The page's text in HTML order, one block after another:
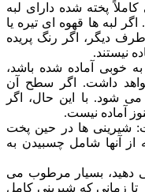
پخته شده دارای لبه
لبه ها قهوه ای تیره یا
طرف دیگر، اگر رنگ پریده
نیستند.
خوبی آماده شده باشد،
داشت. اگر سطح آن
شود. با این حال، اگر
آماده نیست.
شیرینی ها در حین پخت
آنها شامل چسبیدن به
دهید، بسیار مرطوب می
زمانی که شیرینی کامل